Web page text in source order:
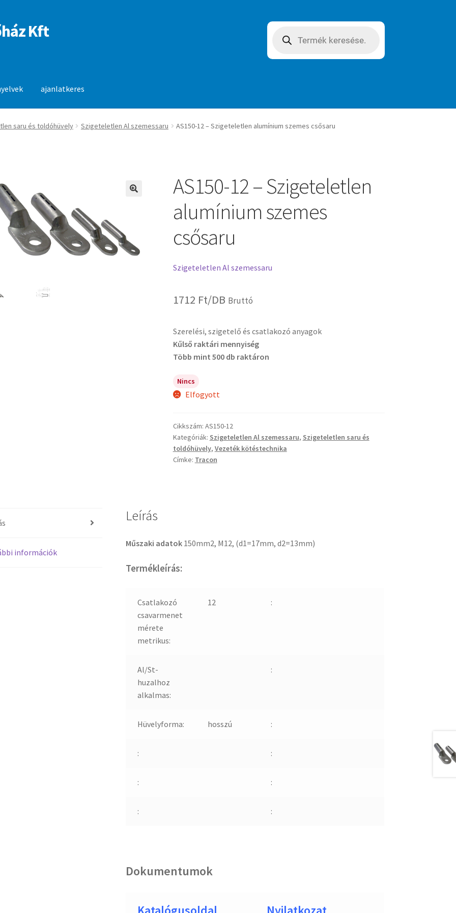
Kft search
ajanlatkeres
saru és toldóhüvely Szigeteletlen Al szemessaru AS150-12 – Szigeteletlen alumínium szemes csősaru
AS150-12 – Szigeteletlen
alumínium szemes
csősaru
Szigeteletlen Al szemessaru
1712 Ft/DB Bruttó
Szerelési, szigetelő és csatlakozó anyagok
Kűlső raktári mennyiség
Több mint 500 db raktáron
Nincs
Elfogyott
Cikkszám: AS150-12
Kategóriák: Szigeteletlen Al szemessaru, Szigeteletlen saru és
toldóhüvely, Vezeték kötéstechnika
Címke: Tracon
információk
Leírás
Műszaki adatok 150mm2, M12, (d1=17mm, d2=13mm)
Termékleírás:
Csatlakozó
csavarmenet
mérete
metrikus:
12 :
Al/St-
huzalhoz
alkalmas:
:
Hüvelyforma: hosszú :
: :
: :
: :
Dokumentumok